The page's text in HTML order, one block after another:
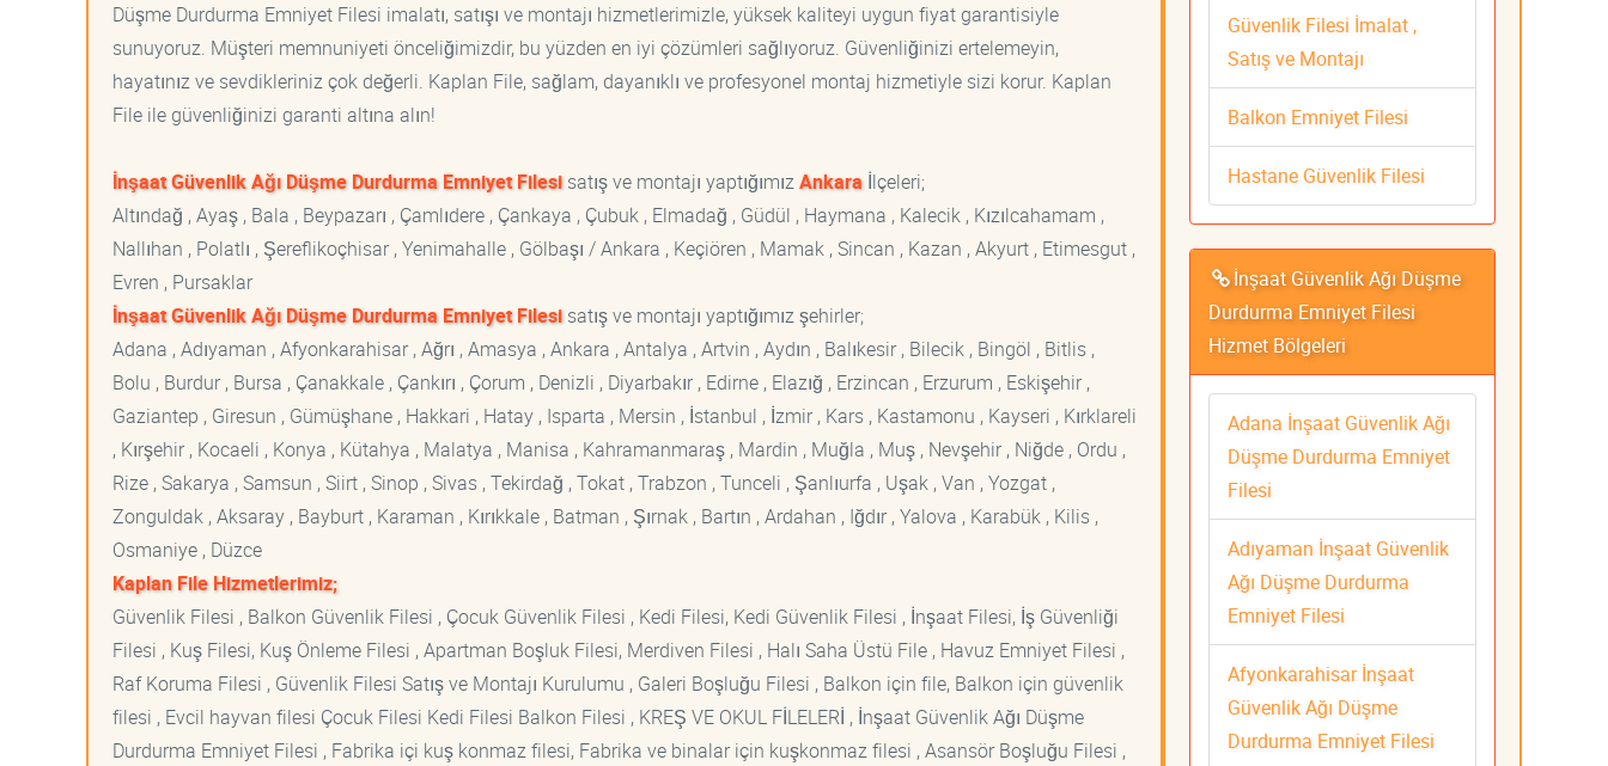
Düşme Durdurma Emniyet Filesi imalatı, satışı ve montajı hizmetlerimizle, yüksek kaliteyi uygun fiyat garantisiyle
sunuyoruz. Müşteri memnuniyeti önceliğimizdir, bu yüzden en iyi çözümleri sağlıyoruz. Güvenliğinizi ertelemeyin,
hayatınız ve sevdikleriniz çok değerli. Kaplan File, sağlam, dayanıklı ve profesyonel montaj hizmetiyle sizi korur. Kaplan
File ile güvenliğinizi garanti altına alın!
İnşaat Güvenlik Ağı Düşme Durdurma Emniyet Filesisatış ve montajı yaptığımızAnkara İlçeleri;
Altındağ , Ayaş , Bala , Beypazarı , Çamlıdere , Çankaya , Çubuk , Elmadağ , Güdül , Haymana , Kalecik , Kızılcahamam ,
Nallıhan , Polatlı , Şereflikoçhisar , Yenimahalle , Gölbaşı / Ankara , Keçiören , Mamak , Sincan , Kazan , Akyurt , Etimesgut ,
Evren , Pursaklar
İnşaat Güvenlik Ağı Düşme Durdurma Emniyet Filesisatış ve montajı yaptığımız şehirler;
Adana , Adıyaman , Afyonkarahisar , Ağrı , Amasya , Ankara , Antalya , Artvin , Aydın , Balıkesir , Bilecik , Bingöl , Bitlis ,
Bolu , Burdur , Bursa , Çanakkale , Çankırı , Çorum , Denizli , Diyarbakır , Edirne , Elazığ , Erzincan , Erzurum , Eskişehir ,
Gaziantep , Giresun , Gümüşhane , Hakkari , Hatay , Isparta , Mersin , İstanbul , İzmir , Kars , Kastamonu , Kayseri , Kırklareli
, Kırşehir , Kocaeli , Konya , Kütahya , Malatya , Manisa , Kahramanmaraş , Mardin , Muğla , Muş , Nevşehir , Niğde , Ordu ,
Rize , Sakarya , Samsun , Siirt , Sinop , Sivas , Tekirdağ , Tokat , Trabzon , Tunceli , Şanlıurfa , Uşak , Van , Yozgat ,
Zonguldak , Aksaray , Bayburt , Karaman , Kırıkkale , Batman , Şırnak , Bartın , Ardahan , Iğdır , Yalova , Karabük , Kilis ,
Osmaniye , Düzce
Kaplan File Hizmetlerimiz;
Güvenlik Filesi , Balkon Güvenlik Filesi , Çocuk Güvenlik Filesi , Kedi Filesi, Kedi Güvenlik Filesi , İnşaat Filesi, İş Güvenliği
Filesi , Kuş Filesi, Kuş Önleme Filesi , Apartman Boşluk Filesi, Merdiven Filesi , Halı Saha Üstü File , Havuz Emniyet Filesi ,
Raf Koruma Filesi , Güvenlik Filesi Satış ve Montajı Kurulumu , Galeri Boşluğu Filesi , Balkon için file, Balkon için güvenlik
filesi , Evcil hayvan filesi Çocuk Filesi Kedi Filesi Balkon Filesi , KREŞ VE OKUL FİLELERİ , İnşaat Güvenlik Ağı Düşme
Durdurma Emniyet Filesi , Fabrika içi kuş konmaz filesi, Fabrika ve binalar için kuşkonmaz filesi , Asansör Boşluğu Filesi ,
Güvenlik Filesi İmalat ,
Satış ve Montajı
Balkon Emniyet Filesi
Hastane Güvenlik Filesi
İnşaat Güvenlik Ağı Düşme
Durdurma Emniyet Filesi
Hizmet Bölgeleri
Adana İnşaat Güvenlik Ağı
Düşme Durdurma Emniyet
Filesi
Adıyaman İnşaat Güvenlik
Ağı Düşme Durdurma
Emniyet Filesi
Afyonkarahisar İnşaat
Güvenlik Ağı Düşme
Durdurma Emniyet Filesi